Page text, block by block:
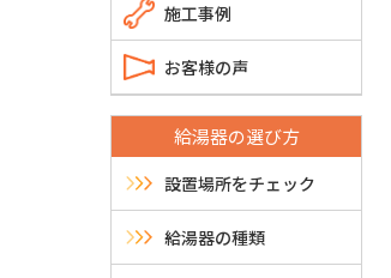
施工事例
お客様の声
給湯器の選び方
設置場所をチェック
給湯器の種類